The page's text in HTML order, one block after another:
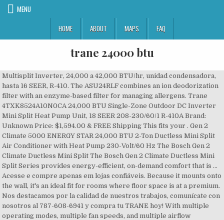
MENU
HOME
ABOUT MAPS FAQ
trane 24000 btu
Multisplit Inverter, 24,000 a 42,000 BTU/hr, unidad condensadora,
hasta 16 SEER, R-410. The ASU24RLF combines an ion deodorization
filter with an enzyme-based filter for managing allergens. Trane
4TXK8524A10N0CA 24,000 BTU Single-Zone Outdoor DC Inverter
Mini Split Heat Pump Unit, 18 SEER 208-230/60/1 R-410A Brand:
Unknown Price: $1,594.00 & FREE Shipping This fits your . Gen 2
Climate 5000 ENERGY STAR 24,000 BTU 2-Ton Ductless Mini Split
Air Conditioner with Heat Pump 230-Volt/60 Hz The Bosch Gen 2
Climate Ductless Mini Split The Bosch Gen 2 Climate Ductless Mini
Split Series provides energy-efficient, on-demand comfort that is …
Acesse e compre apenas em lojas confiáveis. Because it mounts onto
the wall, it's an ideal fit for rooms where floor space is at a premium.
Nos destacamos por la calidad de nuestros trabajos, comunícate con
nosotros al 787-608-6941 y compra tu TRANE hoy! With multiple
operating modes, multiple fan speeds, and multiple airflow